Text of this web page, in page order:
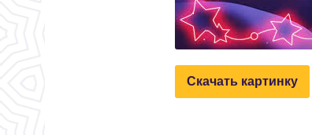
Скачать картинку